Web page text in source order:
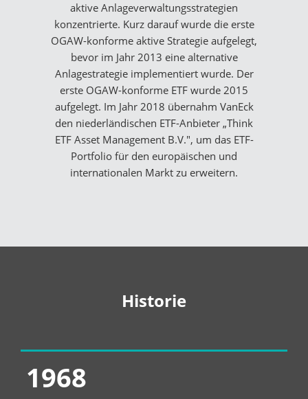
aktive Anlageverwaltungsstrategien
konzentrierte. Kurz darauf wurde die erste
OGAW-konforme aktive Strategie aufgelegt,
bevor im Jahr 2013 eine alternative
Anlagestrategie implementiert wurde. Der
erste OGAW-konforme ETF wurde 2015
aufgelegt. Im Jahr 2018 übernahm VanEck
den niederländischen ETF-Anbieter „Think
ETF Asset Management B.V.", um das ETF-
Portfolio für den europäischen und
internationalen Markt zu erweitern.
Historie
1993